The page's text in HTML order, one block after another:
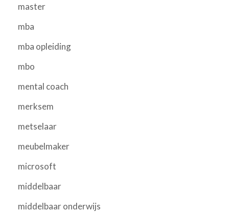
master
mba
mba opleiding
mbo
mental coach
merksem
metselaar
meubelmaker
microsoft
middelbaar
middelbaar onderwijs